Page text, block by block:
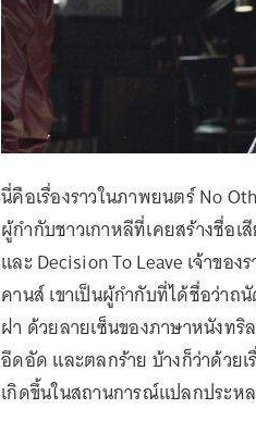
นี่คือเรื่องราวในภาพยนตร์ No
ผู้กำกับชาวเกาหลีที่เคยสร้างชื่อเ
และ Decision To Leave เจ้าขอ
คานส์ เขาเป็นผู้กำกับที่ได้ชื่อว่าถ
ฝา ด้วยลายเซ็นของภาษาหนังทริ
อึดอัด และตลกร้าย บ้างก็ว่าด้วย
เกิดขึ้นในสถานการณ์แปลกประห